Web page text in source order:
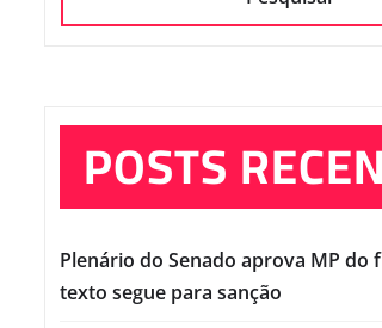
POSTS
Plenário do Senado aprova MP do
texto segue para sanção